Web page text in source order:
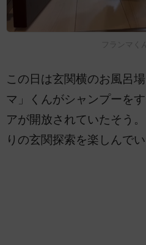
フランマく
この日は玄関横のお風呂
マ」くんがシャンプーを
アが開放されていたそう
りの玄関探索を楽しんで